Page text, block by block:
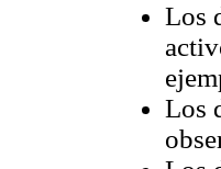
Los
Los